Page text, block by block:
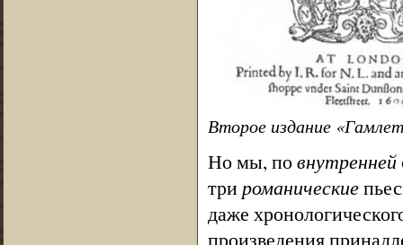
Второе издание
Но мы, повнутренней
три романические
даже
произведения